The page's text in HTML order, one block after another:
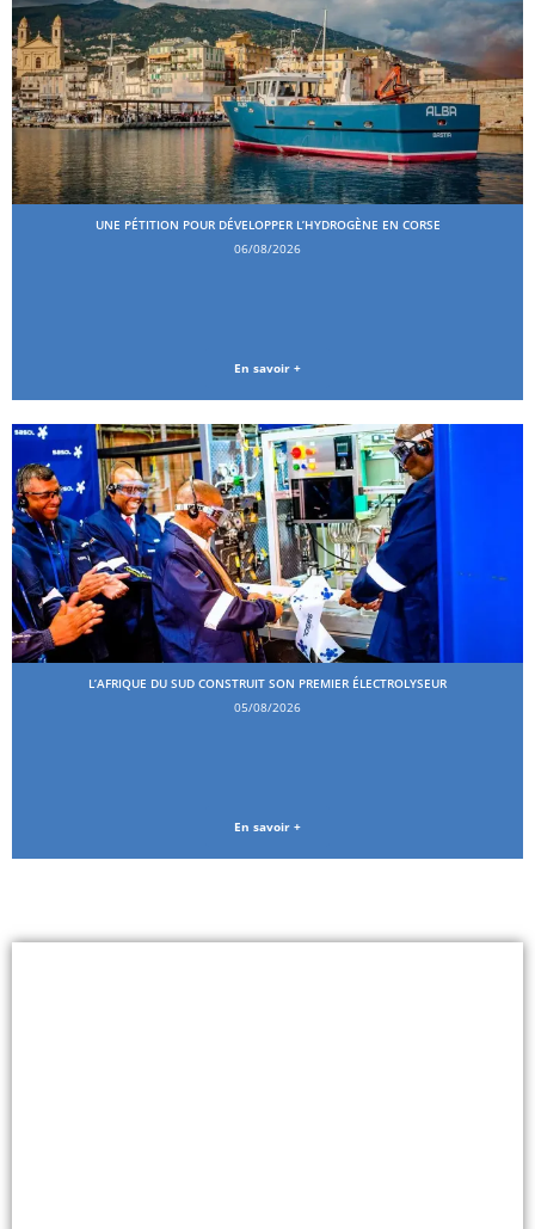
UNE PÉTITION POUR DÉVELOPPER L’HYDROGÈNE EN CORSE
06/08/2026
En savoir +
L’AFRIQUE DU SUD CONSTRUIT SON PREMIER ÉLECTROLYSEUR
05/08/2026
En savoir +